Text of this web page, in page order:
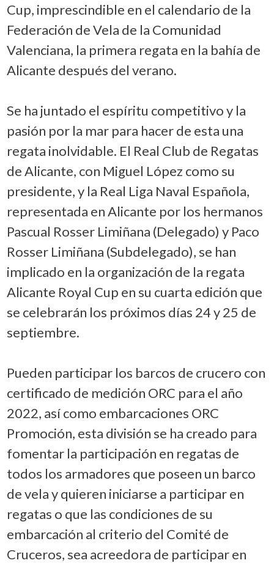
Cup, imprescindible en el calendario de la
Federación de Vela de la Comunidad
Valenciana, la primera regata en la bahía de
Alicante después del verano.
Se ha juntado el espíritu competitivo y la
pasión por la mar para hacer de esta una
regata inolvidable. El Real Club de Regatas
de Alicante, con Miguel López como su
presidente, y la Real Liga Naval Española,
representada en Alicante por los hermanos
Pascual Rosser Limiñana (Delegado) y Paco
Rosser Limiñana (Subdelegado), se han
implicado en la organización de la regata
Alicante Royal Cup en su cuarta edición que
se celebrarán los próximos días 24 y 25 de
septiembre.
Pueden participar los barcos de crucero con
certificado de medición ORC para el año
2022, así como embarcaciones ORC
Promoción, esta división se ha creado para
fomentar la participación en regatas de
todos los armadores que poseen un barco
de vela y quieren iniciarse a participar en
regatas o que las condiciones de su
embarcación al criterio del Comité de
Cruceros, sea acreedora de participar en